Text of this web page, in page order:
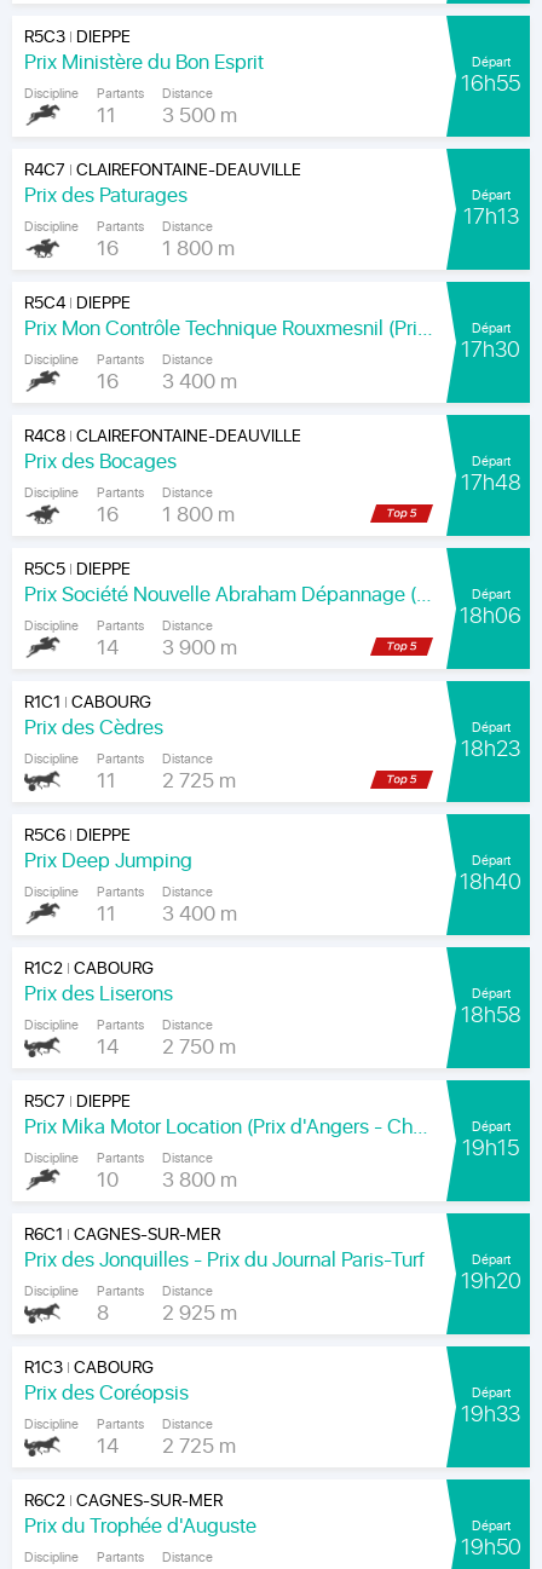
R5C3| DIEPPE
Prix Ministère du Bon Esprit
Discipline Partants
11
Distance
3 500 m
Départ
16h55
R4C7 |CLAIREFONTAINE-DEAUVILLE
Prix des Paturages
Discipline Partants
16
Distance
1 800 m
Départ
17h13
R5C4| DIEPPE
Prix Mon Contrôle Technique Rouxmesnil (Prix Jean de la Rochefoucauld)
Discipline Partants
16
Distance
3 400 m
Départ
17h30
R4C8|CLAIREFONTAINE-DEAUVILLE
Prix des Bocages
Discipline Partants
16
Distance
1 800 m
Départ
17h48
R5C5| DIEPPE
Prix Société Nouvelle Abraham Dépannage (Prix Arenice)
Discipline Partants
14
Distance
3 900 m
Départ
18h06
R1C1 |CABOURG
Prix des Cèdres
Discipline Partants
11
Distance
2 725 m
Départ
18h23
R5C6| DIEPPE
Prix Deep Jumping
Discipline Partants
11
Distance
3 400 m
Départ
18h40
R1C2|CABOURG
Prix des Liserons
Discipline Partants
14
Distance
2 750 m
Départ
18h58
R5C7 | DIEPPE
Prix Mika Motor Location (Prix d'Angers - Chamionnat Paris-Turf des Apprentis-Jeunes-Jockeys)
Discipline Partants
10
Distance
3 800 m
Départ
19h15
R6C1 |CAGNES-SUR-MER
Prix des Jonquilles - Prix du Journal Paris-Turf
Discipline Partants
8
Distance
2 925 m
Départ
19h20
R1C3|CABOURG
Prix des Coréopsis
Discipline Partants
14
Distance
2 725 m
Départ
19h33
R6C2|CAGNES-SUR-MER
Prix du Trophée d'Auguste
Discipline Partants Distance
Départ
19h50